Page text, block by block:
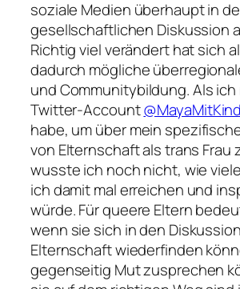
soziale Medien überhaupt in
gesellschaftlichen Diskussion
Richtig viel verändert hat sich
dadurch mögliche
und Communitybildung. Als ich
Twitter-Account@MayaMitKind
habe, um über mein
von Elternschaft als trans Frau
wusste ich noch nicht, wie
ich damit mal erreichen und
würde. Für queere Eltern
wenn sie sich in den
Elternschaft wiederfinden
gegenseitig Mut zusprechen